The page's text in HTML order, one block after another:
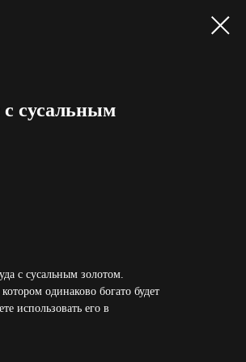
сусальным
с сусальным золотом.
одинаково богато будет
использовать его в